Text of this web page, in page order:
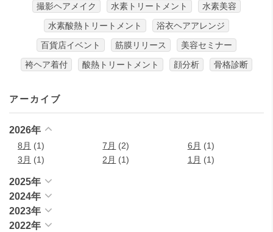
撮影ヘアメイク
水素トリートメント
水素美容
水素酸熱トリートメント
浴衣ヘアアレンジ
百貨店イベント
筋膜リリース
美容セミナー
袴ヘア着付
酸熱トリートメント 顔分析 骨格診断
アーカイブ
2026年
8月 (1) 7月 (2) 6月 (1)
3月 (1) 2月 (1) 1月 (1)
2025年
2024年
2023年
2022年